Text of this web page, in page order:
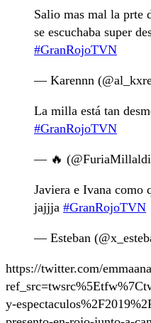
Salio mas mal la prte
se escuchaba super
#GranRojoTVN
— Karennn
La milla está tan
#GranRojoTVN
— 🔥
Javiera e Ivana como
jajjja #GranRojoTVN
— Esteban
https://twitter.com/
y-